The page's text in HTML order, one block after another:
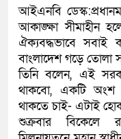
আইএনবি
আকাঙ্ক্ষা সীমাহীন
ঐক্যবদ্ধভাবে সবাই
বাংলাদেশ গড়ে তোলা
তিনি বলেন, এই
থাকবো, একটি অংশ
থাকতে চাই- এটাই হোক
শুক্রবার বিকেলে